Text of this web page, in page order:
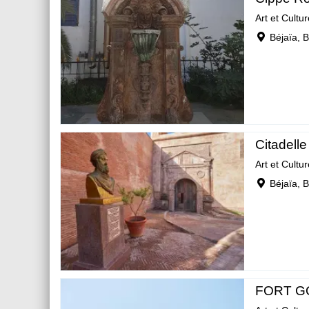
Art et
Béjaïa,
Art et
Béjaïa,
FORT